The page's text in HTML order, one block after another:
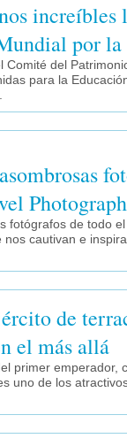
increíbles
por la
Comité del
para la
fotógrafos de todo
cautivan e
de
el más allá
primer emperador,
uno de los